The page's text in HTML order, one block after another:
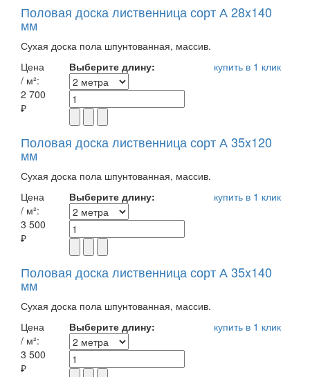
Половая доска лиственница сорт А 28x140
мм
Сухая доска пола шпунтованная, массив.
Цена
/ м²:
2 700
₽
Выберите длину: купить в 1 клик
Половая доска лиственница сорт А 35x120
мм
Сухая доска пола шпунтованная, массив.
Цена
/ м²:
3 500
₽
Выберите длину: купить в 1 клик
Половая доска лиственница сорт А 35x140
мм
Сухая доска пола шпунтованная, массив.
Цена
/ м²:
3 500
₽
Выберите длину: купить в 1 клик